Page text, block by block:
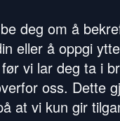
deg om å
eller å oppgi
vi lar deg ta i
oss. Dette
at vi kun gir